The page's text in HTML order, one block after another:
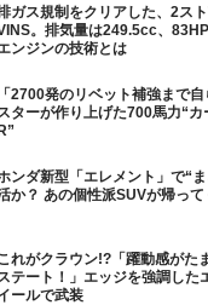
ガス規制をクリアした、2スト
。排気量は249.5cc、
ンジンの技術とは
「2700発のリベット補強まで
ターが作り上げた700馬力“カ
R”
ンダ新型「エレメント」で“
か？ あの個性派SUVが帰っ
れがクラウン!?「躍動感がた
テート！」エッジを強調した
ールで武装